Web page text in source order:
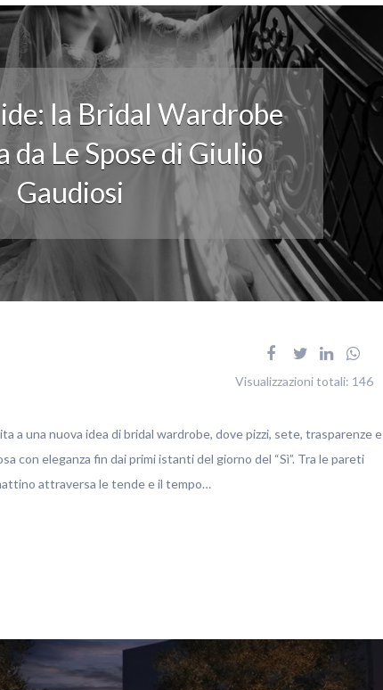
la Bridal Wardrobe
da Le Spose di Giulio
Gaudiosi
Visualizzazioni totali: 146
a una nuova idea di bridal wardrobe, dove pizzi, sete, trasparenze e
con eleganza fin dai primi istanti del giorno del “Sì”. Tra le pareti
attraversa le tende e il tempo…